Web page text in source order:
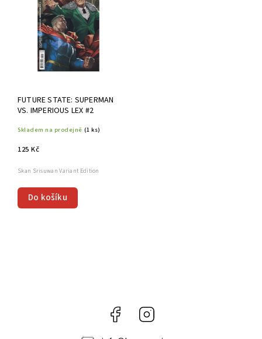
FUTURE STATE: SUPERMAN
VS. IMPERIOUS LEX #2
Skladem na prodejně (1 ks)
125 Kč
Do košíku
Skan Srisuwan Variant Edition
Facebook